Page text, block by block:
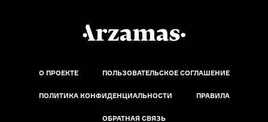
О ПРОЕКТЕ ПОЛЬЗОВАТЕЛЬСКОЕ СОГЛАШЕНИЕ
ПОЛИТИКА КОНФИДЕНЦИАЛЬНОСТИ ПРАВИЛА
ОБРАТНАЯ СВЯЗЬ